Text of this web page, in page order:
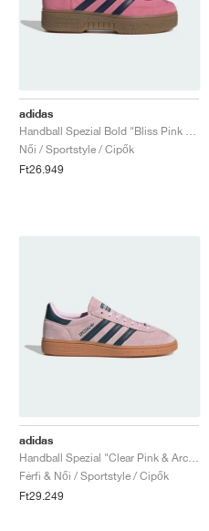
adidas
Női / Sportstyle / Cipők
Ft26.949
adidas
Férfi & Női / Sportstyle / Cipők
Ft29.249